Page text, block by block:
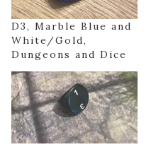
D3, Marble Blue and
White/Gold,
Dungeons and Dice